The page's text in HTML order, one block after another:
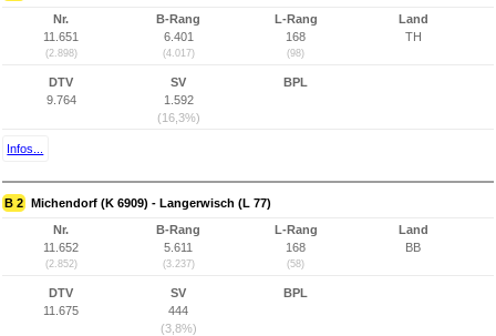
Nr.
11.651
(2.898)
B-Rang
6.401
(4.017)
L-Rang
168
(98)
Land
TH
DTV
9.764
SV
1.592
(16,3%)
BPL
Infos...
B 2 Michendorf (K 6909) - Langerwisch (L 77)
Nr.
11.652
(2.852)
B-Rang
5.611
(3.237)
L-Rang
168
(58)
Land
BB
DTV
11.675
SV
444
(3,8%)
BPL